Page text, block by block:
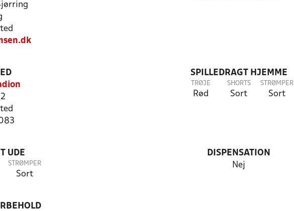
SPILLEDRAGT HJEMME
TRØJE
Rød
SHORTS
Sort
STRØMPER
Sort
UDE
STRØMPER
Sort
DISPENSATION
Nej